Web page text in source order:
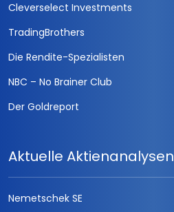
Cleverselect Investments
TradingBrothers
Die Rendite-Spezialisten
NBC – No Brainer Club
Der Goldreport
Aktuelle Aktienanalysen
Nemetschek SE